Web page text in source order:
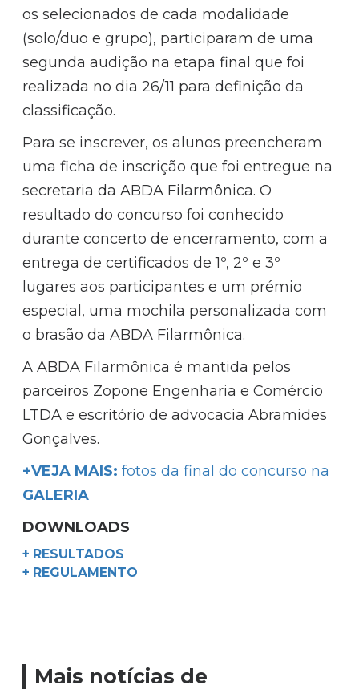
os selecionados de cada modalidade
(solo/duo e grupo), participaram de uma
segunda audição na etapa final que foi
realizada no dia 26/11 para definição da
classificação.
Para se inscrever, os alunos preencheram
uma ficha de inscrição que foi entregue na
secretaria da ABDA Filarmônica. O
resultado do concurso foi conhecido
durante concerto de encerramento, com a
entrega de certificados de 1º, 2º e 3º
lugares aos participantes e um prémio
especial, uma mochila personalizada com
o brasão da ABDA Filarmônica.
A ABDA Filarmônica é mantida pelos
parceiros Zopone Engenharia e Comércio
LTDA e escritório de advocacia Abramides
Gonçalves.
+VEJA MAIS: fotos da final do concurso na
GALERIA
DOWNLOADS
+ RESULTADOS
+ REGULAMENTO
Mais notícias de